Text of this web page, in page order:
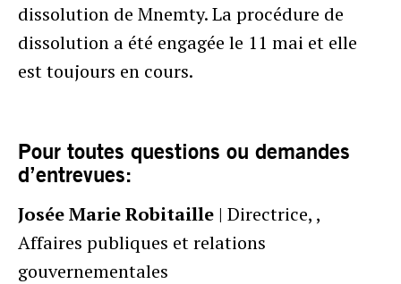
dissolution de Mnemty. La procédure de
dissolution a été engagée le 11 mai et elle
est toujours en cours.
Pour toutes questions ou demandes
d’entrevues:
Josée Marie Robitaille | Directrice, ,
Affaires publiques et relations
gouvernementales